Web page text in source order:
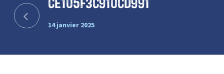
14 janvier 2025